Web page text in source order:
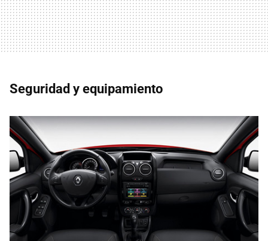
Seguridad y equipamiento